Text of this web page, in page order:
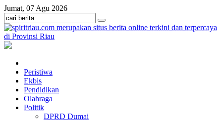
Jumat, 07 Agu 2026
Peristiwa
Ekbis
Pendidikan
Olahraga
Politik
DPRD Dumai